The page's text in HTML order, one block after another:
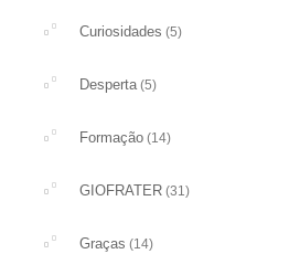
Curiosidades (5)
Desperta(5)
Formação (14)
GIOFRATER (31)
Graças (14)